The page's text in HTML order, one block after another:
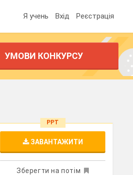
Я учень Вхід Реєстрація
УМОВИ КОНКУРСУ
PPT
ЗАВАНТАЖИТИ
Зберегти на потім